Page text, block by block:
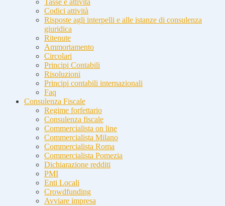
Tasse e attività
Codici attività
Risposte agli interpelli e alle istanze di consulenza
giuridica
Ritenute
Ammortamento
Circolari
Principi Contabili
Risoluzioni
Principi contabili internazionali
Faq
Consulenza Fiscale
Regime forfettario
Consulenza fiscale
Commercialista on line
Commercialista Milano
Commercialista Roma
Commercialista Pomezia
Dichiarazione redditi
PMI
Enti Locali
Crowdfunding
Avviare impresa